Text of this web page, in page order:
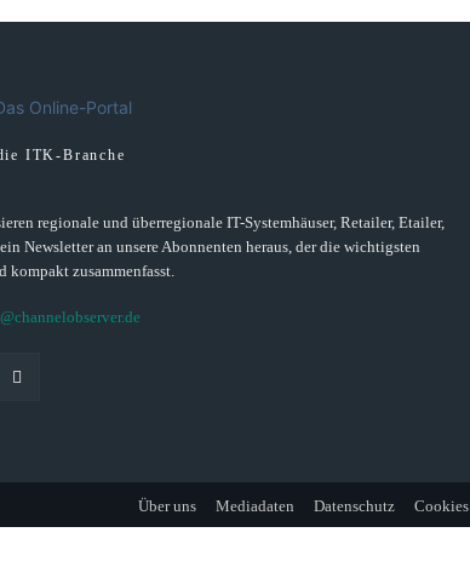
ITK-Branche
regionale und überregionale IT-Systemhäuser, Retailer, Etailer,
Newsletter an unsere Abonnenten heraus, der die wichtigsten
kompakt zusammenfasst.
Über uns Mediadaten Datenschutz Cookies